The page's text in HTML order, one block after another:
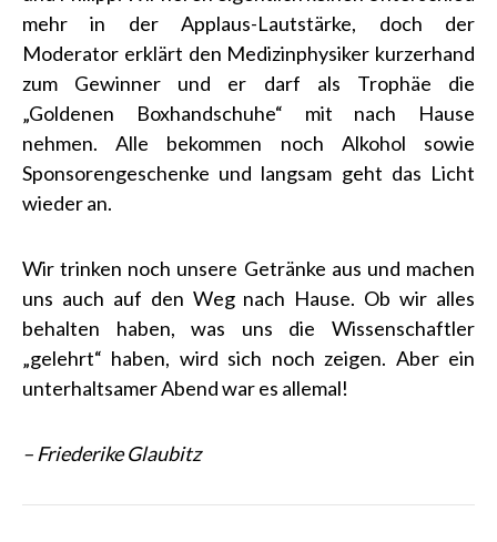
mehr in der Applaus-Lautstärke, doch der
Moderator erklärt den Medizinphysiker kurzerhand
zum Gewinner und er darf als Trophäe die
„Goldenen Boxhandschuhe“ mit nach Hause
nehmen. Alle bekommen noch Alkohol sowie
Sponsorengeschenke und langsam geht das Licht
wieder an.
Wir trinken noch unsere Getränke aus und machen
uns auch auf den Weg nach Hause. Ob wir alles
behalten haben, was uns die Wissenschaftler
„gelehrt“ haben, wird sich noch zeigen. Aber ein
unterhaltsamer Abend war es allemal!
– Friederike Glaubitz